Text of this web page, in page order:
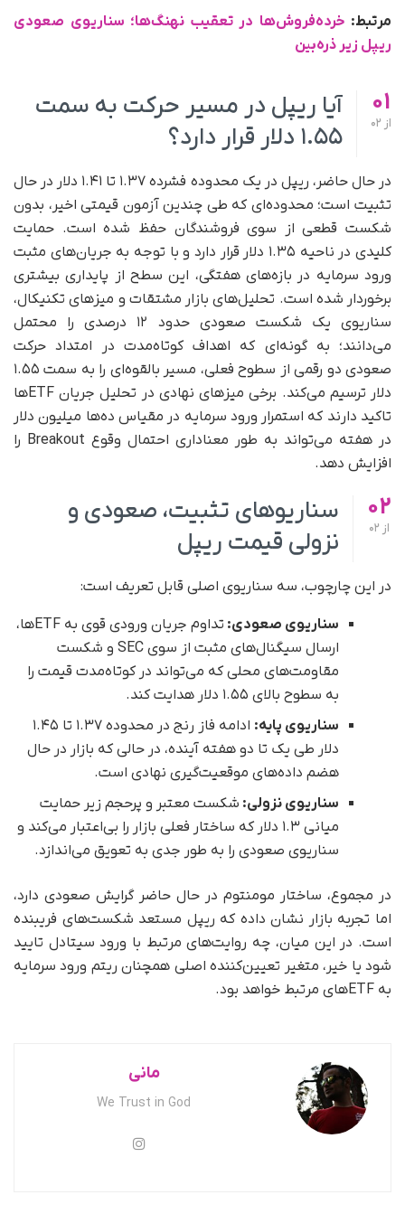
مرتبط: خرده‌فروش‌ها در تعقیب نهنگ‌ها؛ سناریوی صعودی
ریپل زیر ذره‌بین
01
از
آیا ریپل در مسیر حرکت به سمت
۱.۵۵ دلار قرار دارد؟
در حال حاضر، ریپل در یک محدوده فشرده ۱.۳۷ تا ۱.۴۱ دلار در حال
تثبیت است؛ محدوده‌ای که طی چندین آزمون قیمتی اخیر، بدون
شکست قطعی از سوی فروشندگان حفظ شده است. حمایت
کلیدی در ناحیه ۱.۳۵ دلار قرار دارد و با توجه به جریان‌های مثبت
ورود سرمایه در بازه‌های هفتگی، این سطح از پایداری بیشتری
برخوردار شده است. تحلیل‌های بازار مشتقات و میزهای تکنیکال،
سناریوی یک شکست صعودی حدود ۱۲ درصدی را محتمل
می‌دانند؛ به‌ گونه‌ای که اهداف کوتاه‌مدت در امتداد حرکت
صعودی دو رقمی از سطوح فعلی، مسیر بالقوه‌ای را به سمت ۱.۵۵
دلار ترسیم می‌کند. برخی میزهای نهادی در تحلیل جریان ETFها
تاکید دارند که استمرار ورود سرمایه در مقیاس ده‌ها میلیون دلار
در هفته می‌تواند به‌ طور معناداری احتمال وقوع Breakout را
افزایش دهد.
02
از
سناریوهای تثبیت، صعودی و
نزولی قیمت ریپل
در این چارچوب، سه سناریوی اصلی قابل تعریف است:
سناریوی صعودی:
تداوم جریان ورودی قوی به ETFها،
ارسال سیگنال‌های مثبت از سوی SEC و شکست
مقاومت‌های محلی که می‌تواند در کوتاه‌مدت قیمت را
به سطوح بالای ۱.۵۵ دلار هدایت کند.
سناریوی پایه:
ادامه فاز رنج در محدوده ۱.۳۷ تا ۱.۴۵
دلار طی یک تا دو هفته آینده، در حالی که بازار در حال
هضم داده‌های موقعیت‌گیری نهادی است.
سناریوی نزولی: شکست معتبر و پرحجم زیر حمایت
میانی ۱.۳ دلار که ساختار فعلی بازار را بی‌اعتبار می‌کند و
سناریوی صعودی را به‌ طور جدی به تعویق می‌اندازد.
در مجموع، ساختار مومنتوم در حال حاضر گرایش صعودی دارد،
اما تجربه بازار نشان داده که ریپل مستعد شکست‌های فریبنده
است. در این میان، چه روایت‌های مرتبط با ورود سیتادل تایید
شود یا خیر، متغیر تعیین‌کننده اصلی همچنان ریتم ورود سرمایه
به ETFهای مرتبط خواهد بود.
مانی
We Trust in God